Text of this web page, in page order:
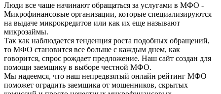
Люди все чаще начинают обращаться за услугами в МФО -
Микрофинансовые организации, которые специализируются
на выдаче микрокредитов или как их еще называют
микрозаймы.
Так как наблюдается тенденция роста подобных обращений,
то МФО становится все больше с каждым днем, как
говорится, спрос рождает предложение. Наш сайт создан для
помощи заемщику в выборе честной МФО.
Мы надеемся, что наш непредвзятый онлайн рейтинг МФО
поможет оградить заемщика от мошенников, скрытых